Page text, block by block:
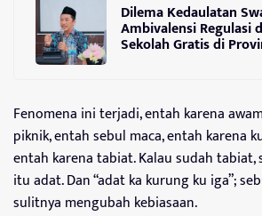
Dilema Kedaulatan
Ambivalensi Regulasi
Sekolah Gratis di
Fenomena ini terjadi, entah karena
piknik, entah sebul maca, entah karena
entah karena tabiat. Kalau sudah tabiat,
itu adat. Dan “adat ka kurung ku iga”;
sulitnya mengubah kebiasaan.